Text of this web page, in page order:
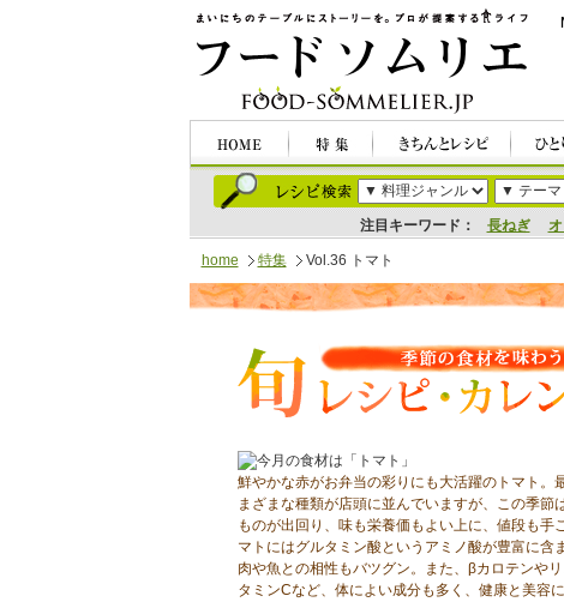
注目キーワード： 長ねぎ
home 特集 Vol.36 トマト
鮮やかな赤がお弁当の彩りにも大活躍のトマト。
まざまな種類が店頭に並んでいますが、この季節
ものが出回り、味も栄養価もよい上に、値段も手
マトにはグルタミン酸というアミノ酸が豊富に含
肉や魚との相性もバツグン。また、βカロテンや
タミンCなど、体によい成分も多く、健康と美容